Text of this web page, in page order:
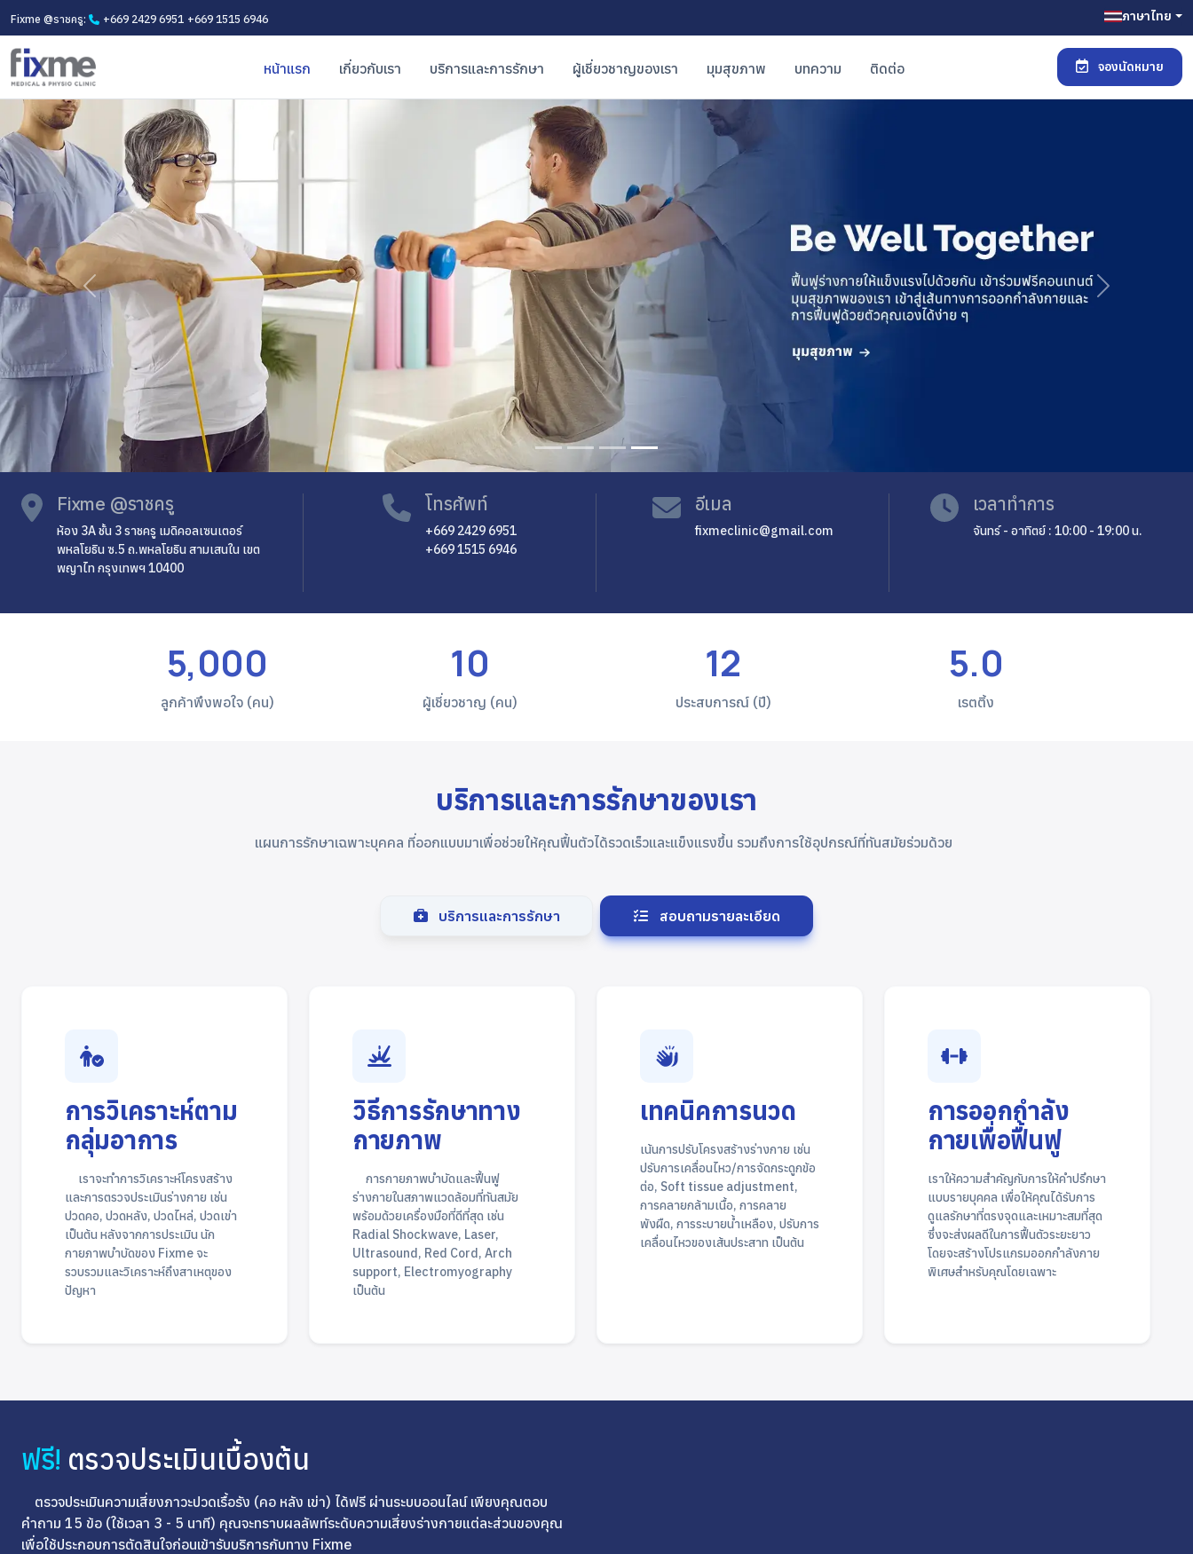
Fixme @ราชครู: +669 2429 6951 +669 1515 6946 ภาษาไทย
หน้าแรก เกี่ยวกับเรา บริการและการรักษา ผู้เชี่ยวชาญของเรา มุมสุขภาพ บทความ ติดต่อ จองนัดหมาย
Previous Next
Fixme @ราชครู
ห้อง 3A ชั้น 3 ราชครู เมดิคอลเซนเตอร์
พหลโยธิน ซ.5 ถ.พหลโยธิน สามเสนใน เขต
พญาไท กรุงเทพฯ 10400
โทรศัพท์
+669 2429 6951
+669 1515 6946
อีเมล
fixmeclinic@gmail.com
เวลาทำการ
จันทร์ - อาทิตย์ : 10:00 - 19:00 น.
5,000
ลูกค้าพึงพอใจ (คน)
10
ผู้เชี่ยวชาญ (คน)
12
ประสบการณ์ (ปี)
5.0
เรตติ้ง
บริการและการรักษาของเรา
แผนการรักษาเฉพาะบุคคล ที่ออกแบบมาเพื่อช่วยให้คุณฟื้นตัวได้รวดเร็วและแข็งแรงขึ้น รวมถึงการใช้อุปกรณ์ที่ทันสมัยร่วมด้วย​​
บริการและการรักษา สอบถามรายละเอียด
การวิเคราะห์ตาม
กลุ่มอาการ
เราจะทำการวิเคราะห์โครงสร้าง
และการตรวจประเมินร่างกาย เช่น
ปวดคอ, ปวดหลัง, ปวดไหล่, ปวดเข่า
เป็นต้น หลังจากการประเมิน นัก
กายภาพบำบัดของ Fixme จะ
รวบรวมและวิเคราะห์ถึงสาเหตุของ
ปัญหา
วิธีการรักษาทาง
กายภาพ
การกายภาพบำบัดและฟื้นฟู
ร่างกายในสภาพแวดล้อมที่ทันสมัย ​​
พร้อมด้วยเครื่องมือที่ดีที่สุด เช่น
Radial Shockwave, Laser,
Ultrasound, Red Cord, Arch
support, Electromyography
เป็นต้น
เทคนิคการนวด
เน้นการปรับโครงสร้างร่างกาย เช่น
ปรับการเคลื่อนไหว/การจัดกระดูกข้อ
ต่อ, Soft tissue adjustment,
การคลายกล้ามเนื้อ, การคลาย
พังผืด, การระบายน้ำเหลือง, ปรับการ
เคลื่อนไหวของเส้นประสาท เป็นต้น
การออกกำลัง
กายเพื่อฟื้นฟู
เราให้ความสำคัญกับการให้คำปรึกษา
แบบรายบุคคล เพื่อให้คุณได้รับการ
ดูแลรักษาที่ตรงจุดและเหมาะสมที่สุด
ซึ่งจะส่งผลดีในการฟื้นตัวระยะยาว
โดยจะสร้างโปรแกรมออกกำลังกาย
พิเศษสำหรับคุณโดยเฉพาะ
ฟรี! ตรวจประเมินเบื้องต้น
ตรวจประเมินความเสี่ยงภาวะปวดเรื้อรัง (คอ หลัง เข่า) ได้ฟรี ผ่านระบบออนไลน์ เพียงคุณตอบ
คำถาม 15 ข้อ (ใช้เวลา 3 - 5 นาที) คุณจะทราบผลลัพท์ระดับความเสี่ยงร่างกายแต่ละส่วนของคุณ
เพื่อใช้ประกอบการตัดสินใจก่อนเข้ารับบริการกับทาง Fixme